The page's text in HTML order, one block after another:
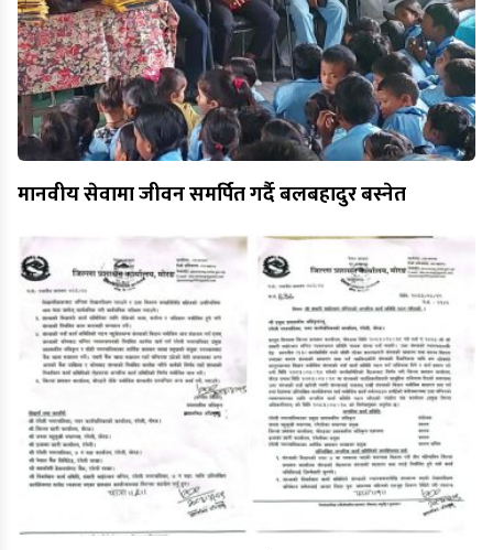
मानवीय सेवामा जीवन समर्पित गर्दै बलबहादुर बस्नेत